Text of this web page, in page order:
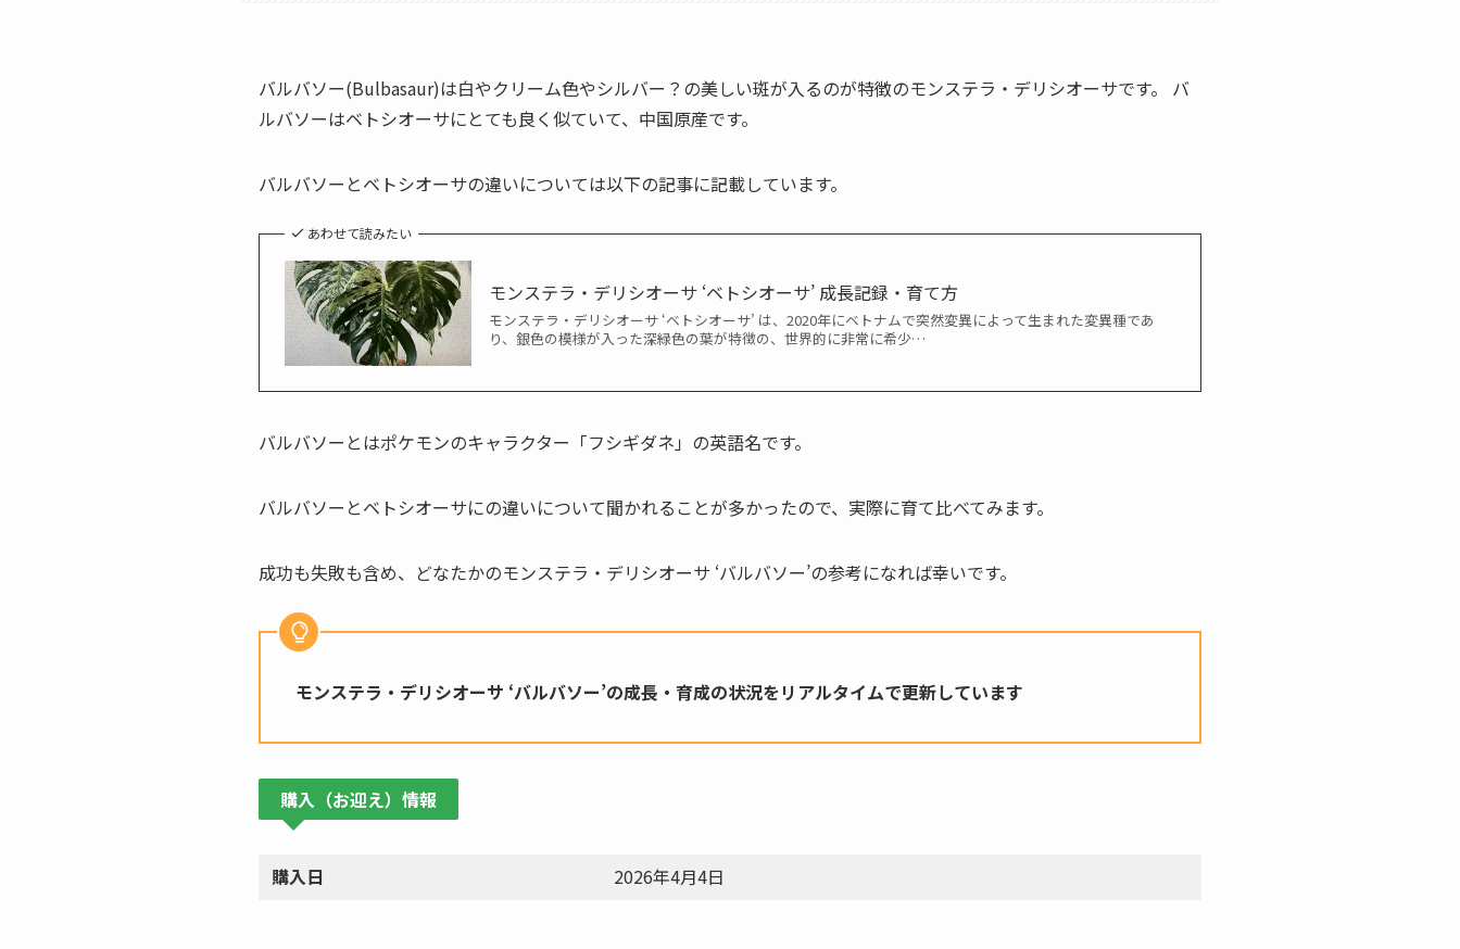
バルバソー(Bulbasaur)は白やクリーム色やシルバー？の美しい斑が入るのが特徴のモンステラ・デリシオーサです。 バ
ルバソーはベトシオーサにとても良く似ていて、中国原産です。
バルバソーとベトシオーサの違いについては以下の記事に記載しています。
あわせて読みたい
モンステラ・デリシオーサ ‘ベトシオーサ’ 成長記録・育て方
モンステラ・デリシオーサ ‘ベトシオーサ’ は、2020年にベトナムで突然変異によって生まれた変異種であ
り、銀色の模様が入った深緑色の葉が特徴の、世界的に非常に希少…
バルバソーとはポケモンのキャラクター「フシギダネ」の英語名です。
バルバソーとベトシオーサにの違いについて聞かれることが多かったので、実際に育て比べてみます。
成功も失敗も含め、どなたかのモンステラ・デリシオーサ ‘バルバソー’の参考になれば幸いです。
モンステラ・デリシオーサ ‘バルバソー’の成長・育成の状況をリアルタイムで更新しています
購入（お迎え）情報
購入日 2026年4月4日